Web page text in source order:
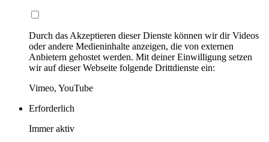
Durch das Akzeptieren dieser Dienste können wir dir Videos
oder andere Medieninhalte anzeigen, die von externen
Anbietern gehostet werden. Mit deiner Einwilligung setzen
wir auf dieser Webseite folgende Drittdienste ein:
Vimeo, YouTube
Erforderlich
Immer aktiv